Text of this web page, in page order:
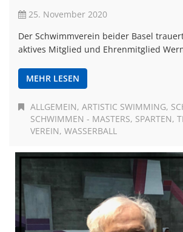
25. November 2020
Der Schwimmverein beider Basel
aktives Mitglied und Ehrenmitglied
MEHR LESEN
ALLGEMEIN ARTISTIC SWIMMING
SCHWIMMEN - MASTERS SPARTEN
VEREIN WASSERBALL